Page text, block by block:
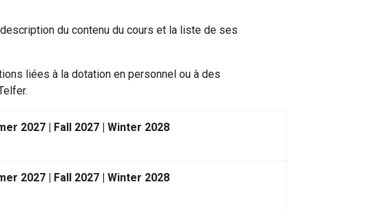
du contenu du cours et la liste de ses
liées à la dotation en personnel ou à des
2027 | Fall 2027 | Winter 2028
2027 | Fall 2027 | Winter 2028